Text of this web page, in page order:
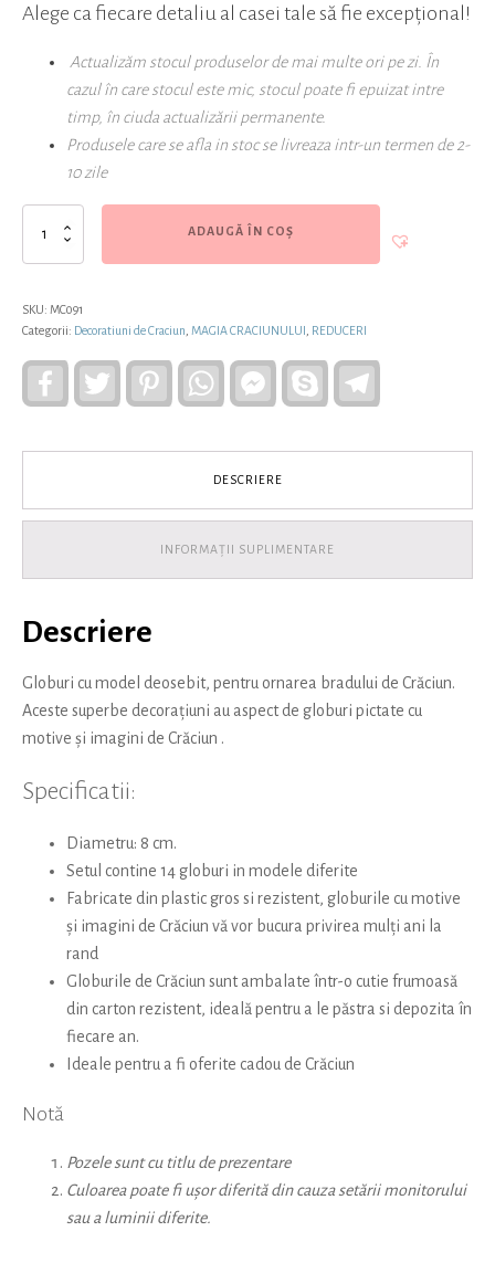
Alege ca fiecare detaliu al casei tale să fie excepțional!
Actualizăm stocul produselor de mai multe ori pe zi. În
cazul în care stocul este mic, stocul poate fi epuizat intre
timp, în ciuda actualizării permanente.
Produsele care se afla in stoc se livreaza intr-un termen de 2-
10 zile
Cantitate
cadou,
globuri
deosebite,
globuri
roșu
ADAUGĂ ÎN COȘ
SKU: MC091
Categorii: Decoratiuni de Craciun, MAGIA CRACIUNULUI , REDUCERI
FacebookTwitter Pinterest WhatsAppFacebook
Messenger
Skype
DESCRIERE
INFORMAȚII SUPLIMENTARE
Descriere
Globuri cu model deosebit, pentru ornarea bradului de Crăciun.
Aceste superbe decorațiuni au aspect de globuri pictate cu
motive și imagini de Crăciun .
Specificatii:
Diametru: 8 cm.
Setul contine 14 globuri in modele diferite
Fabricate din plastic gros si rezistent, globurile cu motive
și imagini de Crăciun vă vor bucura privirea mulți ani la
rand
Globurile de Crăciun sunt ambalate într-o cutie frumoasă
din carton rezistent, ideală pentru a le păstra si depozita în
fiecare an.
Ideale pentru a fi oferite cadou de Crăciun
Notă
Pozele sunt cu titlu de prezentare
Culoarea poate fi ușor diferită din cauza setării monitorului
sau a luminii diferite.